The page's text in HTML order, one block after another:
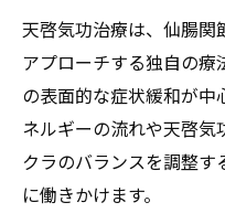
天啓気功治療
化するクンダ
天啓気功治療
が痛み寛解へ
天啓気功治療
ニー覚醒によ
天啓気功治療は、仙腸関
アプローチする独自の療
の表面的な症状緩和が
ネルギーの流れや天啓気
クラのバランスを調整す
に働きかけます。